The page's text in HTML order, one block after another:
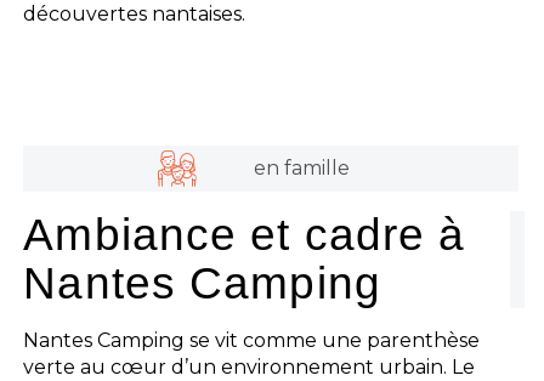
découvertes nantaises.
en famille
Ambiance et cadre à
Nantes Camping
Nantes Camping se vit comme une parenthèse
verte au cœur d’un environnement urbain. Le